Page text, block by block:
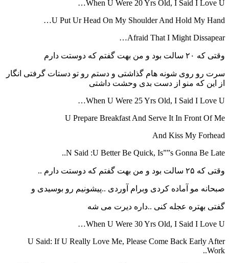
When U Were 20 Yrs Old, I Said I Love U…
U Put Ur Head On My Shoulder And Hold My Hand…
Afraid That I Might Dissapear…
وقتی که ۲۰ سالت بود و من بهت گفتم که دوستت دارم
سرت رو روی شونه هام گذاشتی و دستم رو تو دستات گرفتی انگار
از این که منو از دست بدی وحشت داشتی
When U Were 25 Yrs Old, I Said I Love U…
U Prepare Breakfast And Serve It In Front Of Me
And Kiss My Forhead
N Said :U Better Be Quick, Is””s Gonna Be Late..
وقتی که ۲۵ سالت بود و من بهت گفتم که دوستت دارم ..
صبحانه مو آماده کردی وبرام آوردی ..پیشونیم رو بوسیدی و
گفتی بهتره عجله کنی ..داره دیرت می شه
When U Were 30 Yrs Old, I Said I Love U…
U Said: If U Really Love Me, Please Come Back Early After
Work..